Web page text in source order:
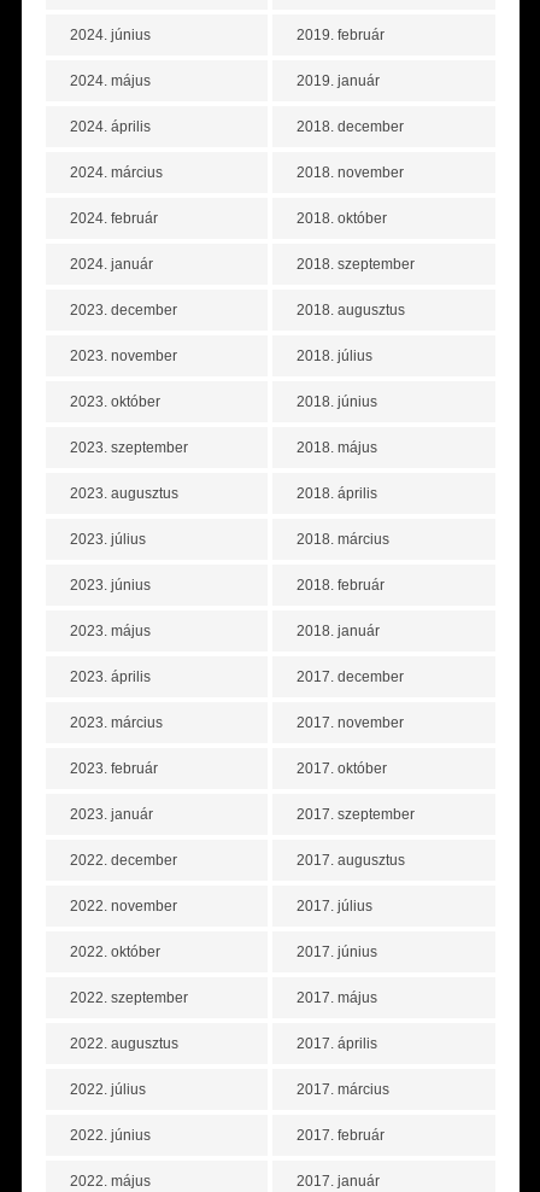
2024. június
2024. május
2024. április
2024. március
2024. február
2024. január
2023. december
2023. november
2023. október
2023. szeptember
2023. augusztus
2023. július
2023. június
2023. május
2023. április
2023. március
2023. február
2023. január
2022. december
2022. november
2022. október
2022. szeptember
2022. augusztus
2022. július
2022. június
2022. május
2019. február
2019. január
2018. december
2018. november
2018. október
2018. szeptember
2018. augusztus
2018. július
2018. június
2018. május
2018. április
2018. március
2018. február
2018. január
2017. december
2017. november
2017. október
2017. szeptember
2017. augusztus
2017. július
2017. június
2017. május
2017. április
2017. március
2017. február
2017. január